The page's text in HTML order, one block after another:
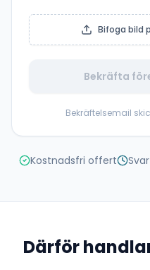
Bifoga bild
Bekräfta
Bekräftelsemail
Kostnadsfri offert
Därför